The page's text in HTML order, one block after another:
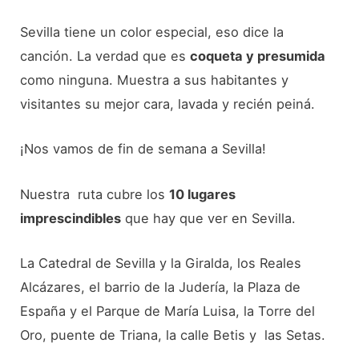
Sevilla tiene un color especial, eso dice la
canción. La verdad que escoqueta y presumida
como ninguna. Muestra a sus habitantes y
visitantes su mejor cara, lavada y recién peiná.
¡Nos vamos de fin de semana a Sevilla!
Nuestra ruta cubre los10 lugares
imprescindibles que hay que ver en Sevilla.
La Catedral de Sevilla y la Giralda, los Reales
Alcázares, el barrio de la Judería, la Plaza de
España y el Parque de María Luisa, la Torre del
Oro, puente de Triana, la calle Betis y las Setas.